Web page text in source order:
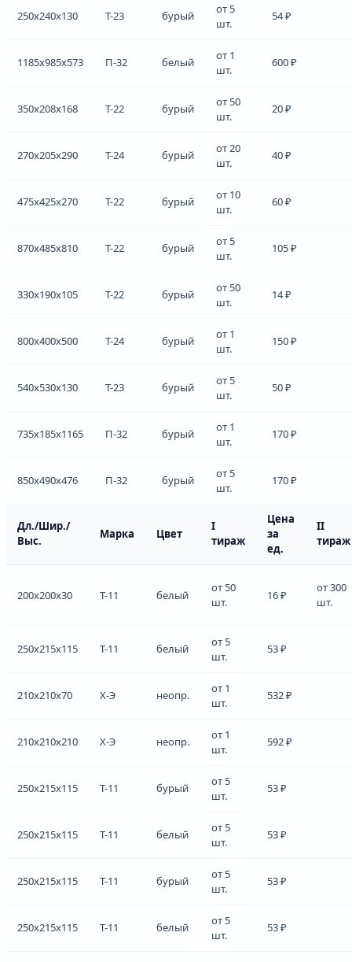
250x240x130 Т-23 бурый
от 5
шт.
54 ₽
1185x985x573 П-32 белый
от 1
шт.
600 ₽
350x208x168 Т-22 бурый
от 50
шт.
20 ₽
270x205x290 Т-24 бурый
от 20
шт.
40 ₽
475x425x270 Т-22 бурый
от 10
шт.
60 ₽
870x485x810 Т-22 бурый
от 5
шт.
105 ₽
330x190x105 Т-22 бурый
от 50
шт.
14 ₽
800x400x500 Т-24 бурый
от 1
шт.
150 ₽
540x530x130 Т-23 бурый
от 5
шт.
50 ₽
735x185x1165 П-32 бурый
от 1
шт.
170 ₽
850x490x476 П-32 бурый
от 5
шт.
170 ₽
Дл./Шир./
Выс.
Марка Цвет
I
тираж
Цена
за
ед.
II
тираж
200x200x30 Т-11 белый
от 50
шт.
16 ₽
от 300
шт.
250x215x115 Т-11 белый
от 5
шт.
53 ₽
210x210x70 Х-Э неопр.
от 1
шт.
532 ₽
210x210x210 Х-Э неопр.
от 1
шт.
592 ₽
250x215x115 Т-11 бурый
от 5
шт.
53 ₽
250x215x115 Т-11 белый
от 5
шт.
53 ₽
250x215x115 Т-11 бурый
от 5
шт.
53 ₽
250x215x115 Т-11 белый
от 5
шт.
53 ₽